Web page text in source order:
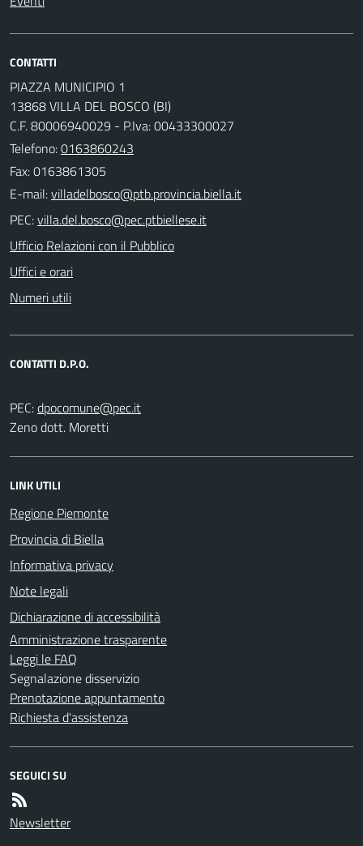
CONTATTI
PIAZZA MUNICIPIO 1
13868 VILLA DEL BOSCO (BI)
C.F. 80006940029 - P.Iva: 00433300027
Telefono:0163860243
Fax: 0163861305
E-mail:
PEC:
Ufficio Relazioni con il Pubblico
Uffici e orari
Numeri utili
CONTATTI D.P.O.
PEC:
Zeno dott. Moretti
LINK UTILI
Regione Piemonte
Provincia di Biella
Informativa privacy
Note legali
Dichiarazione di accessibilità
Amministrazione trasparente
Leggi le FAQ
Segnalazione disservizio
Prenotazione appuntamento
Richiesta d'assistenza
SEGUICI SU
Newsletter